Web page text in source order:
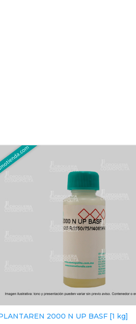
2000 N UP BASF [1 kg]